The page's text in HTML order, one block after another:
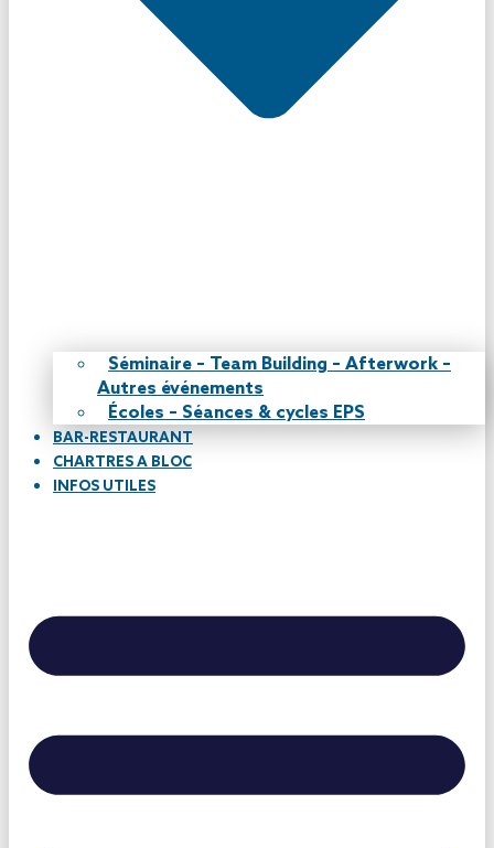
Séminaire – Team Building – Afterwork –
Autres événements
Écoles – Séances & cycles EPS
BAR-RESTAURANT
CHARTRES A BLOC
INFOS UTILES